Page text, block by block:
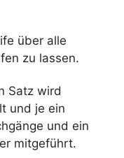
über alle
zu lassen.
Satz wird
und je ein
und ein
mitgeführt.